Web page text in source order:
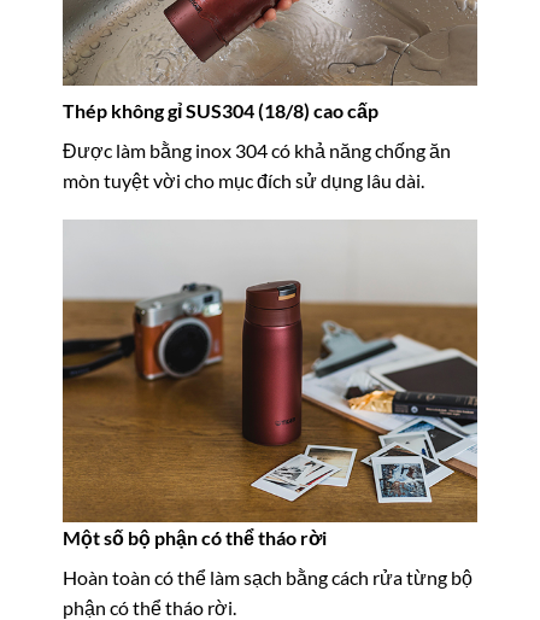
Thép không gỉ SUS304 (18/8) cao cấp
Được làm bằng inox 304 có khả năng chống ăn
mòn tuyệt vời cho mục đích sử dụng lâu dài.
Một số bộ phận có thể tháo rời
Hoàn toàn có thể làm sạch bằng cách rửa từng bộ
phận có thể tháo rời.